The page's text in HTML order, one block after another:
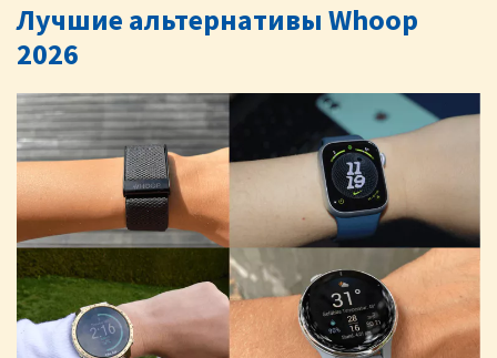
Лучшие альтернативы Whoop
2026